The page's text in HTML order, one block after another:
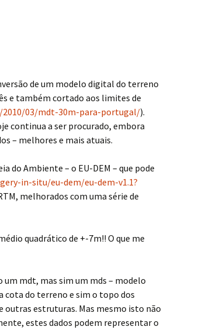
de um modelo digital do terreno
e também cortado aos limites de
03/mdt-30m-para-portugal/).
continua a ser procurado, embora
– melhores e mais atuais.
do Ambiente – o EU-DEM – que pode
in-situ/eu-dem/eu-dem-v1.1?
melhorados com uma série de
quadrático de +-7m!! O que me
um mdt, mas sim um mds – modelo
cota do terreno e sim o topo dos
outras estruturas. Mas mesmo isto não
estes dados podem representar o